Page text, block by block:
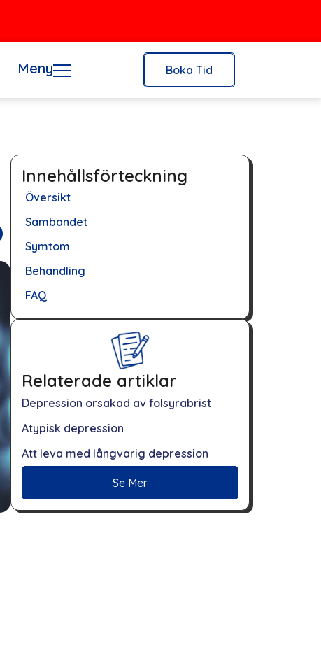
Meny Boka Tid
Innehållsförteckning
Översikt
Sambandet
Symtom
Behandling
FAQ
Relaterade artiklar
Depression orsakad av folsyrabrist
Atypisk depression
Att leva med långvarig depression
Se Mer